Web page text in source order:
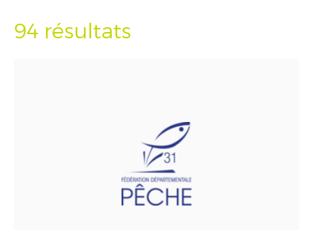
94 résultats